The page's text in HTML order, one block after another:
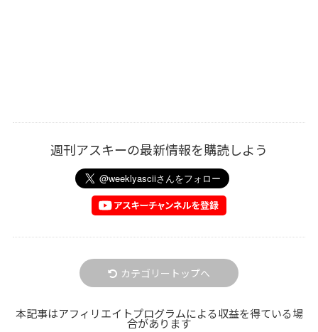
週刊アスキーの最新情報を購読しよう
カテゴリートップへ
本記事はアフィリエイトプログラムによる収益を得ている場
合があります